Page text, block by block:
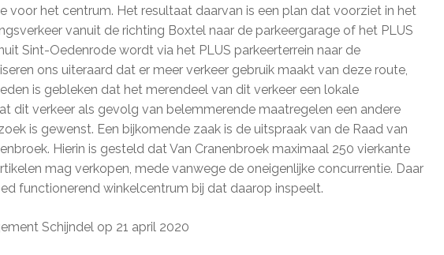
voor het centrum. Het resultaat daarvan is een plan dat voorziet in het
vanuit de richting Boxtel naar de parkeergarage of het PLUS
Sint-Oedenrode wordt via het PLUS parkeerterrein naar de
ons uiteraard dat er meer verkeer gebruik maakt van deze route,
is gebleken dat het merendeel van dit verkeer een lokale
dit verkeer als gevolg van belemmerende maatregelen een andere
is gewenst. Een bijkomende zaak is de uitspraak van de Raad van
Hierin is gesteld dat Van Cranenbroek maximaal 250 vierkante
mag verkopen, mede vanwege de oneigenlijke concurrentie. Daar
functionerend winkelcentrum bij dat daarop inspeelt.
Schijndel op 21 april 2020